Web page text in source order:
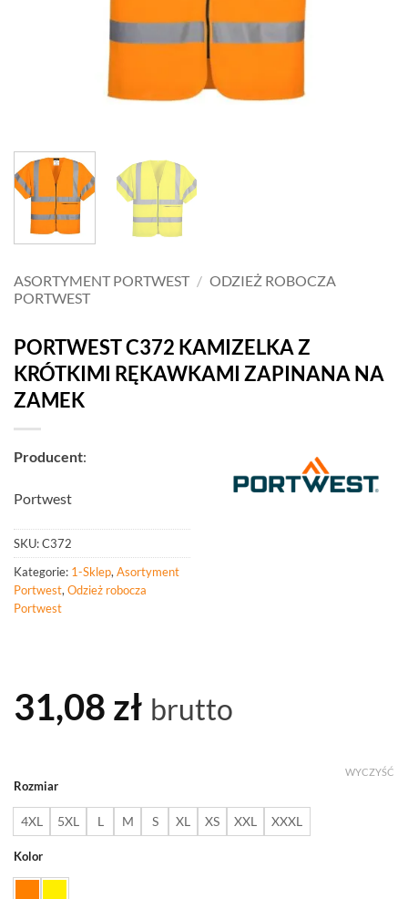
ASORTYMENT PORTWEST / ODZIEŻ ROBOCZA
PORTWEST
PORTWEST C372 KAMIZELKA Z
KRÓTKIMI RĘKAWKAMI ZAPINANA NA
ZAMEK
Producent:
Portwest
SKU:C372
Kategorie: 1-Sklep, Asortyment
Portwest, Odzież robocza
Portwest
31,08 zł brutto
Rozmiar
4XL 5XL L M S XL XS XXL XXXL
Kolor
WYCZYŚĆ